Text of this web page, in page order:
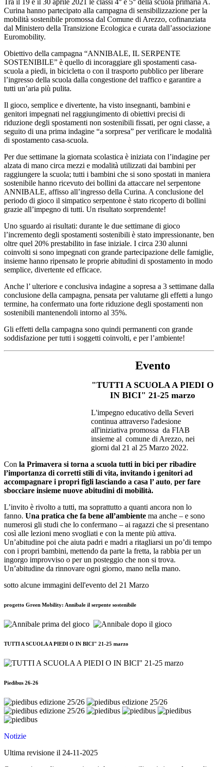
Tra il 19 e il 30 aprile 2021 le classi 4° e 5° della scuola primaria A.
Curina hanno partecipato alla campagna di sensibilizzazione per la
mobilità sostenibile promossa dal Comune di Arezzo, cofinanziata
dal Ministero della Transizione Ecologica e curata dall’associazione
Euromobility.
Obiettivo della campagna “ANNIBALE, IL SERPENTE
SOSTENIBILE” è quello di incoraggiare gli spostamenti casa-
scuola a piedi, in bicicletta o con il trasporto pubblico per liberare
l’ingresso della scuola dalla congestione del traffico e garantire a
tutti un’aria più pulita.
Il gioco, semplice e divertente, ha visto insegnanti, bambini e
genitori impegnati nel raggiungimento di obiettivi precisi di
riduzione degli spostamenti non sostenibili fissati, per ogni classe, a
seguito di una prima indagine “a sorpresa” per verificare le modalità
di spostamento casa-scuola.
Per due settimane la giornata scolastica è iniziata con l’indagine per
alzata di mano circa mezzi e modalità utilizzati dai bambini per
raggiungere la scuola; tutti i bambini che si sono spostati in maniera
sostenibile hanno ricevuto dei bollini da attaccare nel serpentone
ANNIBALE, affisso all’ingresso della Curina. A conclusione del
periodo di gioco il simpatico serpentone è stato ricoperto di bollini
grazie all’impegno di tutti. Un risultato sorprendente!
Uno sguardo ai risultati: durante le due settimane di gioco
l’incremento degli spostamenti sostenibili è stato impressionante, ben
oltre quel 20% prestabilito in fase iniziale. I circa 230 alunni
coinvolti si sono impegnati con grande partecipazione delle famiglie,
insieme hanno ripensato le proprie abitudini di spostamento in modo
semplice, divertente ed efficace.
Anche l’ ulteriore e conclusiva indagine a sopresa a 3 settimane dalla
conclusione della campagna, pensata per valutarne gli effetti a lungo
termine, ha confermato una forte riduzione degli spostamenti non
sostenibili mantenendoli intorno al 35%.
Gli effetti della campagna sono quindi permanenti con grande
soddisfazione per tutti i soggetti coinvolti, e per l’ambiente!
Evento
"TUTTI A SCUOLA A PIEDI O
IN BICI" 21-25 marzo
L'impegno educativo della Severi
continua attraverso l'adesione
all'iniziativa promossa da FIAB
insieme al comune di Arezzo, nei
giorni dal 21 al 25 Marzo 2022.
Con la Primavera si torna a scuola tutti in bici per ribadire
l’importanza di corretti stili di vita, invitando i genitori ad
accompagnare i propri figli lasciando a casa l’ auto, per fare
sbocciare insieme nuove abitudini di mobilità.
L’invito è rivolto a tutti, ma soprattutto a quanti ancora non lo
fanno. Una pratica che fa bene all’ambiente ma anche – e sono
numerosi gli studi che lo confermano – ai ragazzi che si presentano
così alle lezioni meno svogliati e con la mente più attiva.
Un’abitudine poi che aiuta padri e madri a ritagliarsi un po’di tempo
con i propri bambini, mettendo da parte la fretta, la rabbia per un
ingorgo improvviso o per un posteggio che non si trova.
Un’abitudine da rinnovare ogni giorno, mano nella mano.
sotto alcune immagini dell'evento del 21 Marzo
progetto Green Mobility: Annibale il serpente sostenibile
TUTTI A SCUOLA A PIEDI O IN BICI" 21-25 marzo
Piedibus 26-26
Notizie
Ultima revisione il 24-11-2025